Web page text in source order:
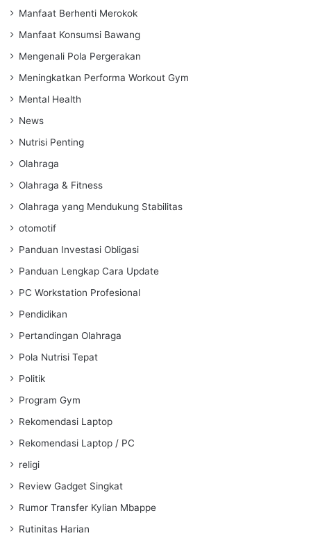
Manfaat Berhenti Merokok
Manfaat Konsumsi Bawang
Mengenali Pola Pergerakan
Meningkatkan Performa Workout Gym
Mental Health
News
Nutrisi Penting
Olahraga
Olahraga & Fitness
Olahraga yang Mendukung Stabilitas
otomotif
Panduan Investasi Obligasi
Panduan Lengkap Cara Update
PC Workstation Profesional
Pendidikan
Pertandingan Olahraga
Pola Nutrisi Tepat
Politik
Program Gym
Rekomendasi Laptop
Rekomendasi Laptop / PC
religi
Review Gadget Singkat
Rumor Transfer Kylian Mbappe
Rutinitas Harian